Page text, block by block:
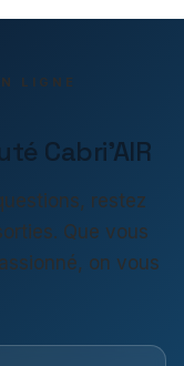
LIGNE
Cabri'AIR
restez
Que vous
on vous